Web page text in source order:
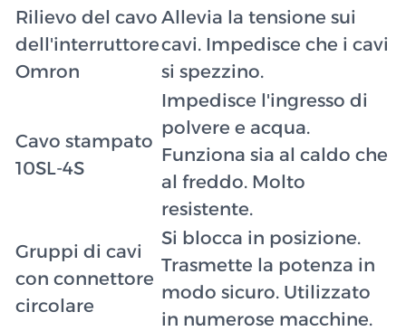
Rilievo del cavo
dell'interruttore
Omron
Allevia la tensione sui
cavi. Impedisce che i cavi
si spezzino.
Cavo stampato
10SL-4S
Impedisce l'ingresso di
polvere e acqua.
Funziona sia al caldo che
al freddo. Molto
resistente.
Gruppi di cavi
con connettore
circolare
Si blocca in posizione.
Trasmette la potenza in
modo sicuro. Utilizzato
in numerose macchine.